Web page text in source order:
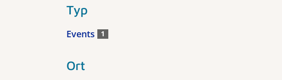
Typ
Events 1
Ort